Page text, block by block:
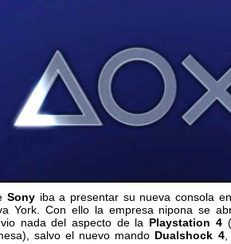
Sony iba a presentar su nueva consola
York. Con ello la empresa nipona se
nada del aspecto de la Playstation 4
salvo el nuevo mando Dualshock 4,